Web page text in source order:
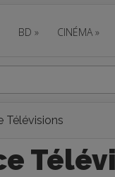
BD » CINÉMA »
Télévisions